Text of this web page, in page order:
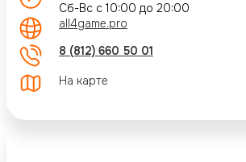
Сб-Вс с 10:00 до 20:00
all4game.pro
8 (812) 660 50 01
На карте